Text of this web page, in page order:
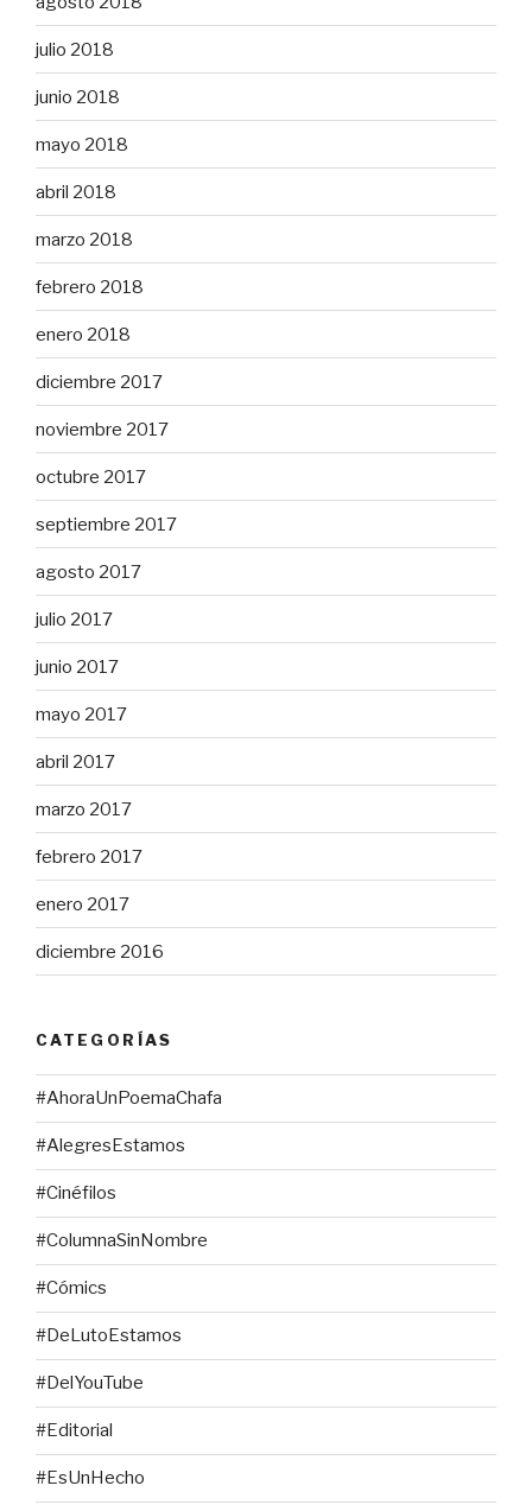
julio 2018
junio 2018
mayo 2018
abril 2018
marzo 2018
febrero 2018
enero 2018
diciembre 2017
noviembre 2017
octubre 2017
septiembre 2017
agosto 2017
julio 2017
junio 2017
mayo 2017
abril 2017
marzo 2017
febrero 2017
enero 2017
diciembre 2016
CATEGORÍAS
#AhoraUnPoemaChafa
#AlegresEstamos
#Cinéfilos
#ColumnaSinNombre
#Cómics
#DeLutoEstamos
#DelYouTube
#Editorial
#EsUnHecho